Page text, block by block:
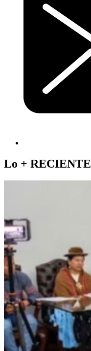
Lo + RECIENTE